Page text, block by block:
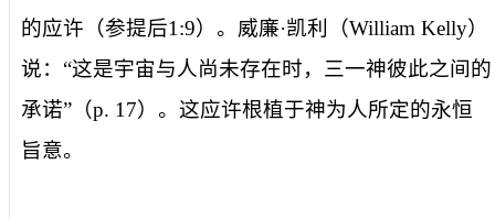
的应许（参提后1:9）。威廉·凯利（William Kelly）
说：“这是宇宙与人尚未存在时，三一神彼此之间的
承诺”（p. 17）。这应许根植于神为人所定的永恒
旨意。